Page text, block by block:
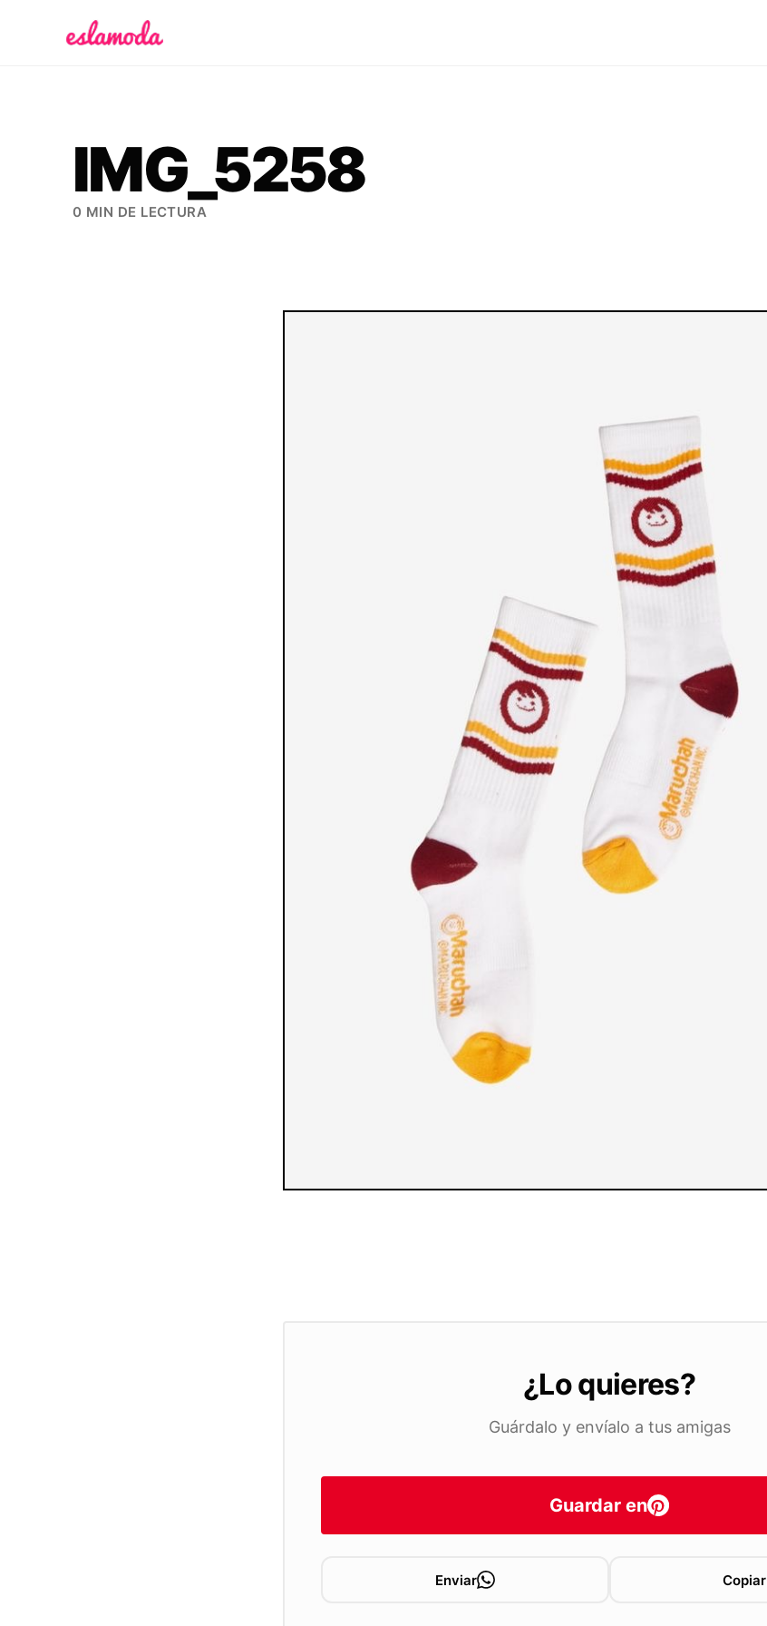
IMG_5258
0 MIN DE LECTURA
¿Lo quieres?
Guárdalo y envíalo a tus amigas
Guardar en
Enviar Copiar